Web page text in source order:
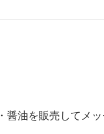
醤油を販売してメ